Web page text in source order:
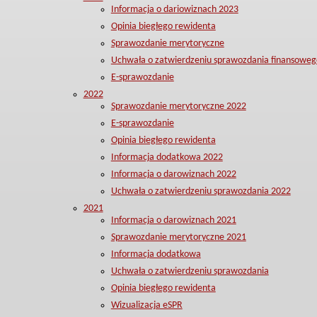
Informacja o dariowiznach 2023
Opinia biegłego rewidenta
Sprawozdanie merytoryczne
Uchwała o zatwierdzeniu sprawozdania
E-sprawozdanie
2022
Sprawozdanie merytoryczne 2022
E-sprawozdanie
Opinia biegłego rewidenta
Informacja dodatkowa 2022
Informacja o darowiznach 2022
Uchwała o zatwierdzeniu sprawozdania 2022
2021
Informacja o darowiznach 2021
Sprawozdanie merytoryczne 2021
Informacja dodatkowa
Uchwała o zatwierdzeniu sprawozdania
Opinia biegłego rewidenta
Wizualizacja eSPR